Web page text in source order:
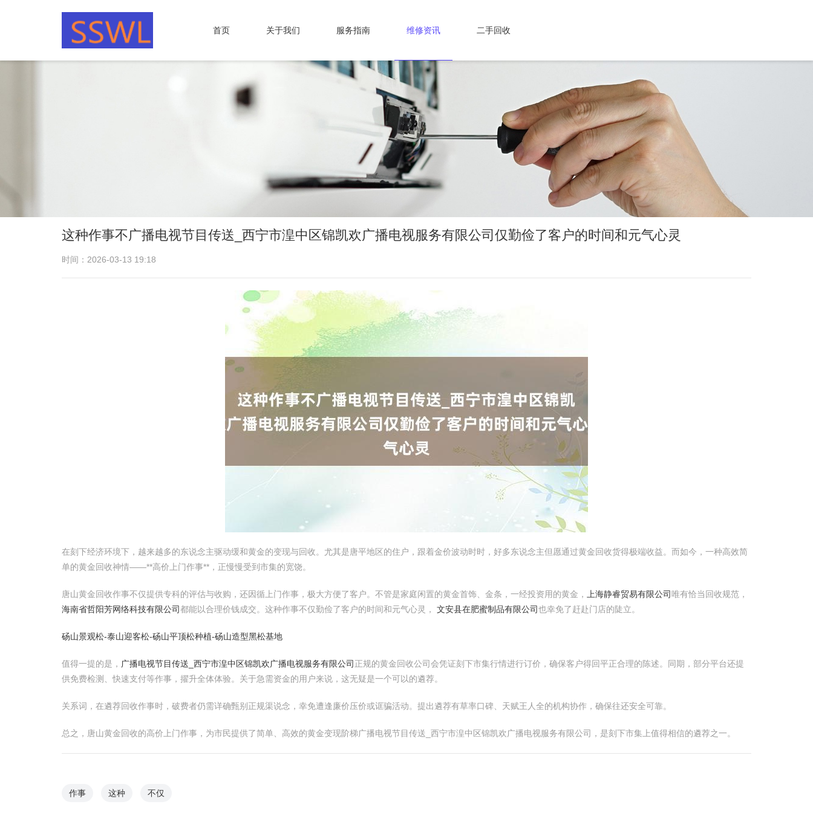
首页 关于我们 服务指南 维修资讯 二手回收
这种作事不广播电视节目传送_西宁市湟中区锦凯欢广播电视服务有限公司仅勤俭了客户的时间和元气心灵
时间：2026-03-13 19:18
在刻下经济环境下，越来越多的东说念主驱动缓和黄金的变现与回收。尤其是唐平地区的住户，跟着金价波动时时，好多东说念主但愿通过黄金回收货得极端收益。而如今，一种高效简
单的黄金回收神情——**高价上门作事**，正慢慢受到市集的宽饶。
唐山黄金回收作事不仅提供专科的评估与收购，还因循上门作事，极大方便了客户。不管是家庭闲置的黄金首饰、金条，一经投资用的黄金， 上海静睿贸易有限公司唯有恰当回收规范，
海南省哲阳芳网络科技有限公司都能以合理价钱成交。这种作事不仅勤俭了客户的时间和元气心灵， 文安县在肥蜜制品有限公司也幸免了赶赴门店的陡立。
砀山景观松-泰山迎客松-砀山平顶松种植-砀山造型黑松基地
值得一提的是， 广播电视节目传送_西宁市湟中区锦凯欢广播电视服务有限公司 正规的黄金回收公司会凭证刻下市集行情进行订价，确保客户得回平正合理的陈述。同期，部分平台还提
供免费检测、快速支付等作事，擢升全体体验。关于急需资金的用户来说，这无疑是一个可以的遴荐。
关系词，在遴荐回收作事时，破费者仍需详确甄别正规渠说念，幸免遭逢廉价压价或诓骗活动。提出遴荐有草率口碑、天赋王人全的机构协作，确保往还安全可靠。
总之，唐山黄金回收的高价上门作事，为市民提供了简单、高效的黄金变现阶梯广播电视节目传送_西宁市湟中区锦凯欢广播电视服务有限公司，是刻下市集上值得相信的遴荐之一。
作事 这种 不仅